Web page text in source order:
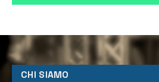
CHI SIAMO